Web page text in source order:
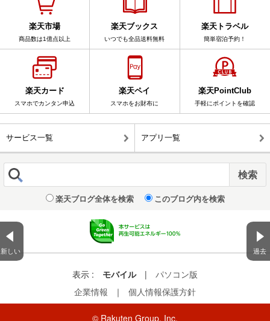
新しい 過去
楽天市場
商品数は1億点以上
楽天ブックス
いつでも全品送料無料
楽天トラベル
簡単宿泊予約！
楽天カード
スマホでカンタン申込
楽天ペイ
スマホをお財布に
楽天PointClub
手軽にポイントを確認
サービス一覧 アプリ一覧
楽天ブログ全体を検索 このブログ内を検索
表示 : モバイル |
パソコン版
企業情報
｜ 個人情報保護方針
© Rakuten Group, Inc.